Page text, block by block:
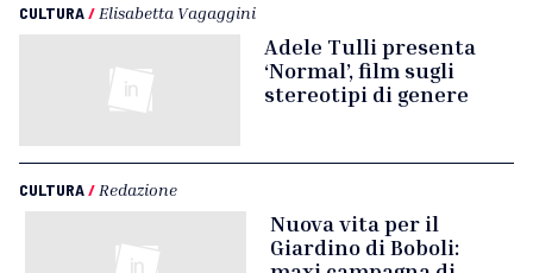
CULTURA/ Elisabetta Vagaggini
Adele Tulli presenta
‘Normal’, film sugli
stereotipi di genere
CULTURA/ Redazione
Nuova vita per il
Giardino di Boboli: